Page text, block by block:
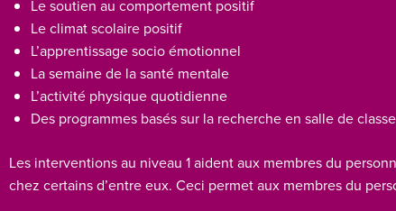
Le soutien au comportement positif
Le climat scolaire positif
L’apprentissage socio émotionnel
La semaine de la santé mentale
L’activité physique quotidienne
Des programmes basés sur la recherche en salle de
Les interventions au niveau 1 aident aux membres du
chez certains d’entre eux. Ceci permet aux membres du